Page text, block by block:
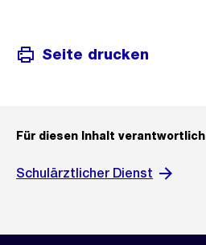
Seite drucken
Für diesen Inhalt verantwortlich
Schulärztlicher Dienst